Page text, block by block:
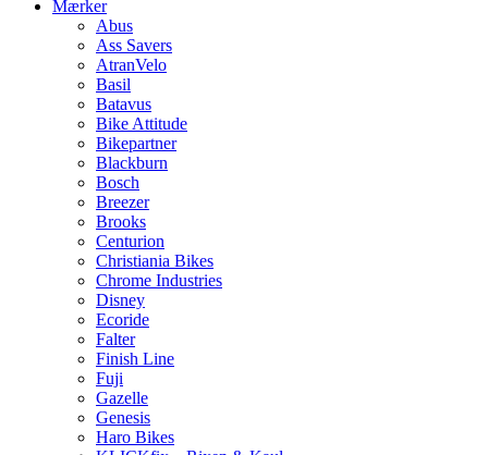
Mærker
Abus
Ass Savers
AtranVelo
Basil
Batavus
Bike Attitude
Bikepartner
Blackburn
Bosch
Breezer
Brooks
Centurion
Christiania Bikes
Chrome Industries
Disney
Ecoride
Falter
Finish Line
Fuji
Gazelle
Genesis
Haro Bikes